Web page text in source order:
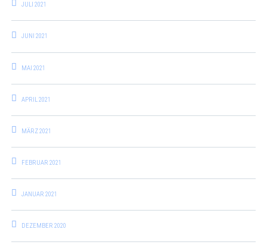
JULI 2021
JUNI 2021
MAI 2021
APRIL 2021
MÄRZ 2021
FEBRUAR 2021
JANUAR 2021
DEZEMBER 2020